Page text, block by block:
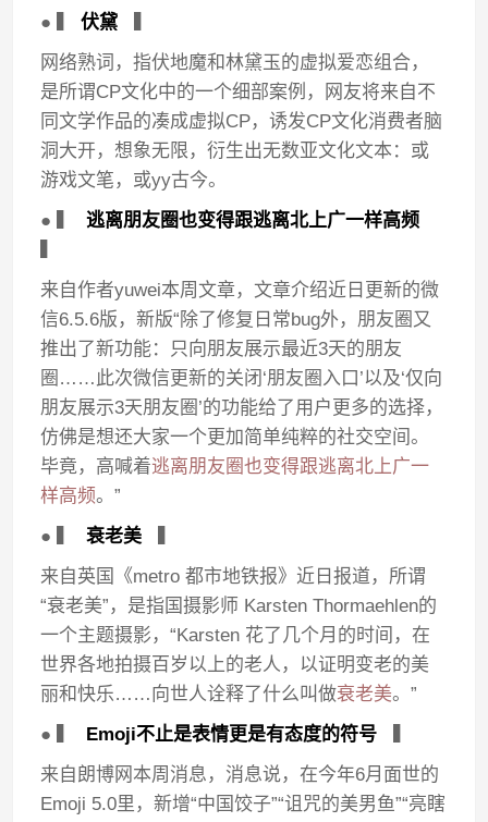
● ▍
伏黛
网络熟词，指伏地魔和林黛玉的虚拟爱恋组合，
是所谓CP文化中的一个细部案例，网友将来自不
同文学作品的凑成虚拟CP，诱发CP文化消费者脑
洞大开，想象无限，衍生出无数亚文化文本：或
游戏文笔，或yy古今。
● ▍
逃离朋友圈也变得跟逃离北上广一样高频
来自作者yuwei本周文章，文章介绍近日更新的微
信6.5.6版，新版“除了修复日常bug外，朋友圈又
推出了新功能：只向朋友展示最近3天的朋友
圈……此次微信更新的关闭‘朋友圈入口’以及‘仅向
朋友展示3天朋友圈’的功能给了用户更多的选择，
仿佛是想还大家一个更加简单纯粹的社交空间。
毕竟，高喊着逃离朋友圈也变得跟逃离北上广一
样高频。”
● ▍衰老美
来自英国《metro 都市地铁报》近日报道，所谓
“衰老美”，是指国摄影师 Karsten Thormaehlen的
一个主题摄影，“Karsten 花了几个月的时间，在
世界各地拍摄百岁以上的老人，以证明变老的美
丽和快乐……向世人诠释了什么叫做衰老美。”
● ▍
Emoji不止是表情更是有态度的符号
来自朗博网本周消息，消息说，在今年6月面世的
Emoji 5.0里，新增“中国饺子”“诅咒的美男鱼”“亮瞎